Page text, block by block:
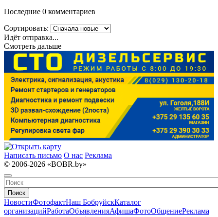
Последние 0 комментариев
Сортировать:
Идёт отправка...
Смотреть дальше
Написать письмо О нас Реклама
© 2006-2026 «BOBR.by»
Поиск
НовостиФотофактНаш БобруйскКаталог
организацийРаботаОбъявленияАфишаФотоОбщениеРеклама